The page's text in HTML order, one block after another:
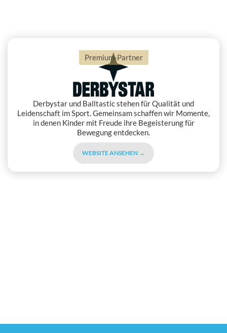
Premium-Partner
Derbystar und Balltastic stehen für Qualität und
Leidenschaft im Sport. Gemeinsam schaffen wir Momente,
in denen Kinder mit Freude ihre Begeisterung für
Bewegung entdecken.
WEBSITE ANSEHEN →